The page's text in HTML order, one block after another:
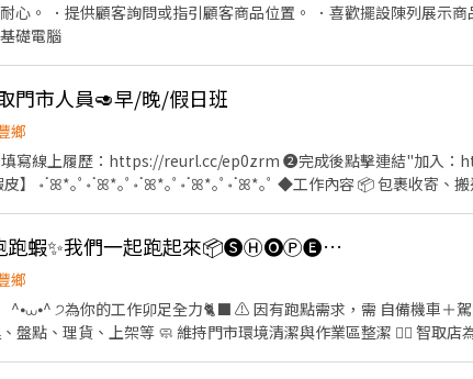
礎電腦
門市人員🥑早/晚/假日班
鄉
寫線上履歷：https://reurl.cc/ep0zrm ❷完成後點擊連結"加入
】 ॰ॱꕤ*｡ﾟ॰ॱꕤ*｡ﾟ॰ॱꕤ*｡ﾟ॰ॱꕤ*｡ﾟ॰ॱꕤ*｡ﾟ ◆工作內容 📦 包裹收寄、
👉 彈性排班 2～6小時，視情況需加班 假日早班：07:00-12:00
📅 一週至少給班 4 天（假日需能配合） ⚠️ 需配合加班，搬運重物（
松柏 - 智取店 新竹縣新豐鄉松柏街128號1樓 ॰ॱꕤ*｡ﾟ॰ॱꕤ*｡ﾟ॰ॱꕤ*｡ﾟ
與安全！ ⛽ 油資/修繕補貼：車子🛵有保障，油資與維修費享 10%
薦獎金！ 🏅 國定假日加倍奉還：雙倍時薪工作更有動力！ ⚠️缺額變
新豐🛵💨SUPER STAR跑跑蝦✨我們一起跑起來📦🅢Ⓗ🅞Ⓟ🅔Ⓔ智取人員
鄉
盤點、理貨、上架等 🧼 維持門市環境清潔與作業區整潔 🏃‍♀️ 智取店